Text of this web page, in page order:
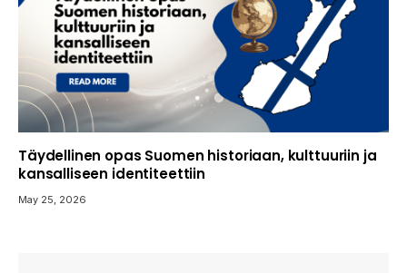
Täydellinen opas Suomen historiaan, kulttuuriin ja
kansalliseen identiteettiin
May 25, 2026